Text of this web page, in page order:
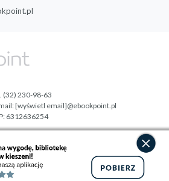
(32) 230-98-63
[wyświetl email]@ebookpoint.pl
6312636254
241989027
wersja strony »